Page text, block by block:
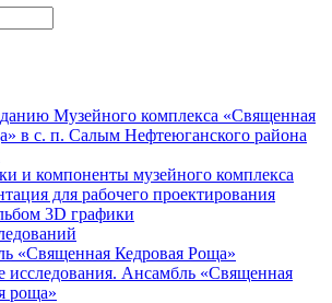
Музейного комплекса «Священная
в с. п. Салым Нефтеюганского района
и компоненты музейного комплекса
для рабочего проектирования
3D графики
«Священная Кедровая Роща»
исследования. Ансамбль «Священная
роща»